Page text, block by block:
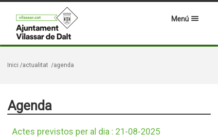
Menú
Inici /actualitat /agenda
Agenda
Actes previstos per al dia : 21-08-2025